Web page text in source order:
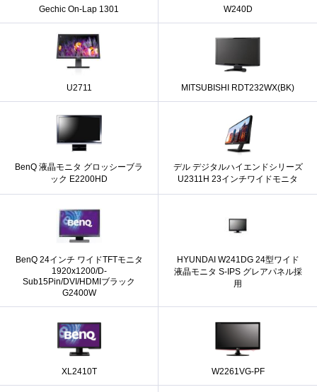
Gechic On-Lap 1301 W240D
U2711 MITSUBISHI RDT232WX(BK)
BenQ 液晶モニタ グロッシーブラ
ック E2200HD
デル デジタルハイエンドシリーズ
U2311H 23インチワイドモニタ
BenQ 24インチ ワイドTFTモニタ
1920x1200/D-
Sub15Pin/DVI/HDMIブラック
G2400W
HYUNDAI W241DG 24型ワイド
液晶モニタ S-IPS グレアパネル採
用
XL2410T W2261VG-PF